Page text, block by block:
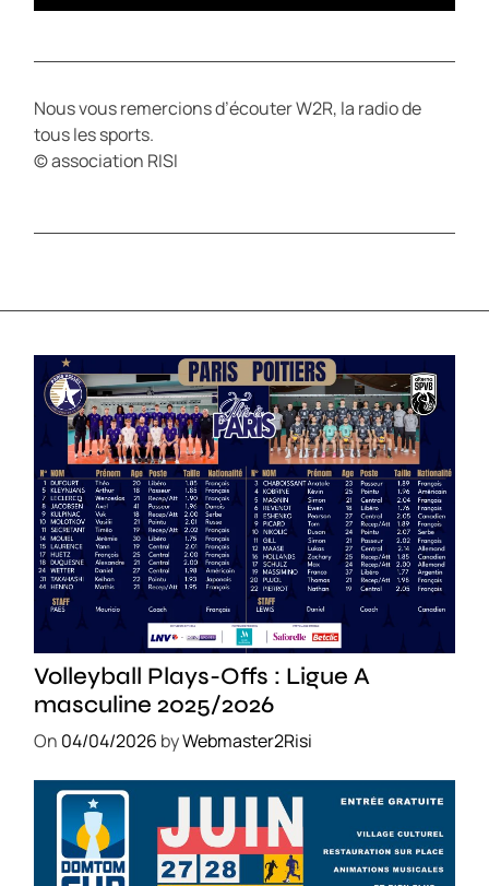
Nous vous remercions d’écouter W2R, la radio de
tous les sports.
© association RISI
Volleyball Plays-Offs : Ligue A
masculine 2025/2026
On 04/04/2026 byWebmaster2Risi